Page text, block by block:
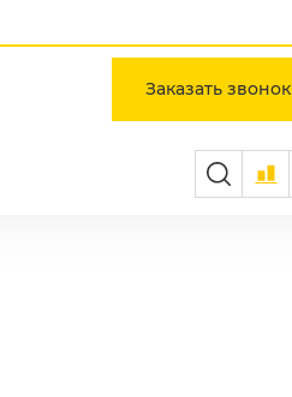
Заказать звонок